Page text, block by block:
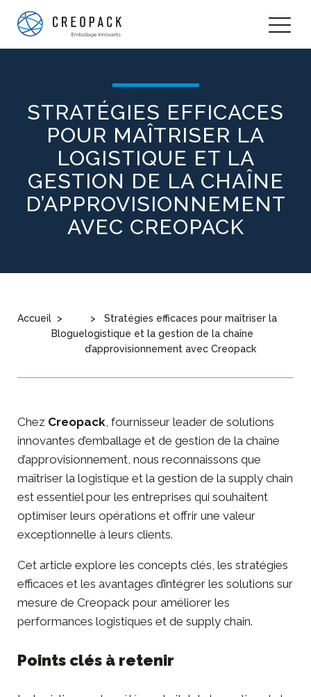
STRATÉGIES EFFICACES
POUR MAÎTRISER LA
LOGISTIQUE ET LA
GESTION DE LA CHAÎNE
D’APPROVISIONNEMENT
AVEC CREOPACK
Accueil
Blogue
Stratégies efficaces pour maîtriser la
logistique et la gestion de la chaîne
d’approvisionnement avec Creopack
Chez Creopack , fournisseur leader de solutions
innovantes d’emballage et de gestion de la chaîne
d’approvisionnement, nous reconnaissons que
maîtriser la logistique et la gestion de la supply chain
est essentiel pour les entreprises qui souhaitent
optimiser leurs opérations et offrir une valeur
exceptionnelle à leurs clients.
Cet article explore les concepts clés, les stratégies
efficaces et les avantages d’intégrer les solutions sur
mesure de Creopack pour améliorer les
performances logistiques et de supply chain.
Points clés à retenir